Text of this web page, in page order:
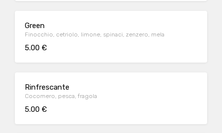
Green
Finocchio, cetriolo, limone, spinaci, zenzero, mela
5.00 €
Rinfrescante
Cocomero, pesca, fragola
5.00 €